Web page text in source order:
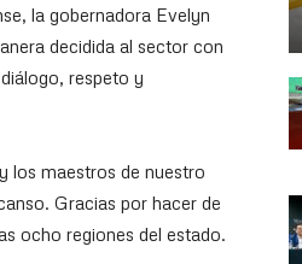
la gobernadora Evelyn
decidida al sector con
respeto y
los maestros de nuestro
Gracias por hacer de
ocho regiones del estado.